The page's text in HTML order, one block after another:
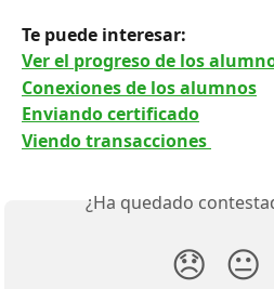
Te puede interesar:
Ver el progreso de los
Conexiones de los alumnos
Enviando certificado
Viendo transacciones
¿Ha quedado
😞 😐